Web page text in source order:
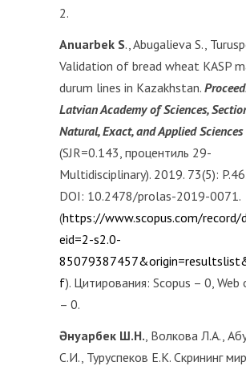
2.
Anuarbek S., Abugalieva S.,
Validation of bread wheat KASP
durum lines in Kazakhstan.
Latvian Academy of Sciences,
Natural, Exact, and Applied Sciences
(SJR=0.143, процентиль 29-
Multidisciplinary). 2019. 73(5):
DOI: 10.2478/prolas-2019-0071.
(https://www.scopus.com/record/
eid=2-s2.0-
f). Цитирования: Scopus – 0, Web
– 0.
Әнуарбек Ш.Н., Волкова Л.А.,
С.И., Туруспеков Е.К. Скрининг